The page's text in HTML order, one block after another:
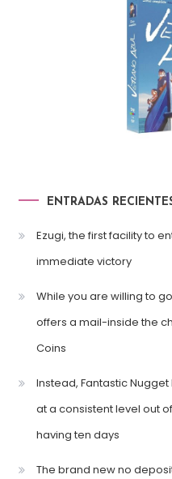
ENTRADAS
Ezugi, the first facility to
immediate victory
While you are willing to
offers a mail-inside the
Coins
Instead, Fantastic
at a consistent level out
having ten days
The brand new no